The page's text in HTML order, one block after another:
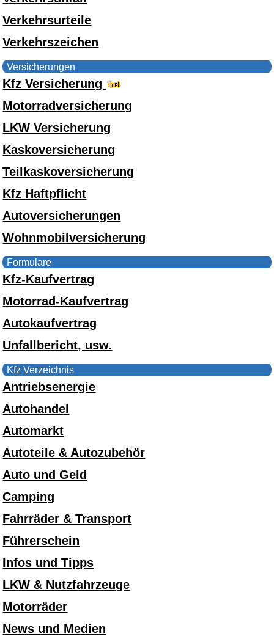
Verkehrsurteile
Verkehrszeichen
Versicherungen
Kfz Versicherung
Motorradversicherung
LKW Versicherung
Kaskoversicherung
Teilkaskoversicherung
Kfz Haftpflicht
Autoversicherungen
Wohnmobilversicherung
Formulare
Kfz-Kaufvertrag
Motorrad-Kaufvertrag
Autokaufvertrag
Unfallbericht, usw.
Kfz Verzeichnis
Antriebsenergie
Autohandel
Automarkt
Autoteile & Autozubehör
Auto und Geld
Camping
Fahrräder & Transport
Führerschein
Infos und Tipps
LKW & Nutzfahrzeuge
Motorräder
News und Medien